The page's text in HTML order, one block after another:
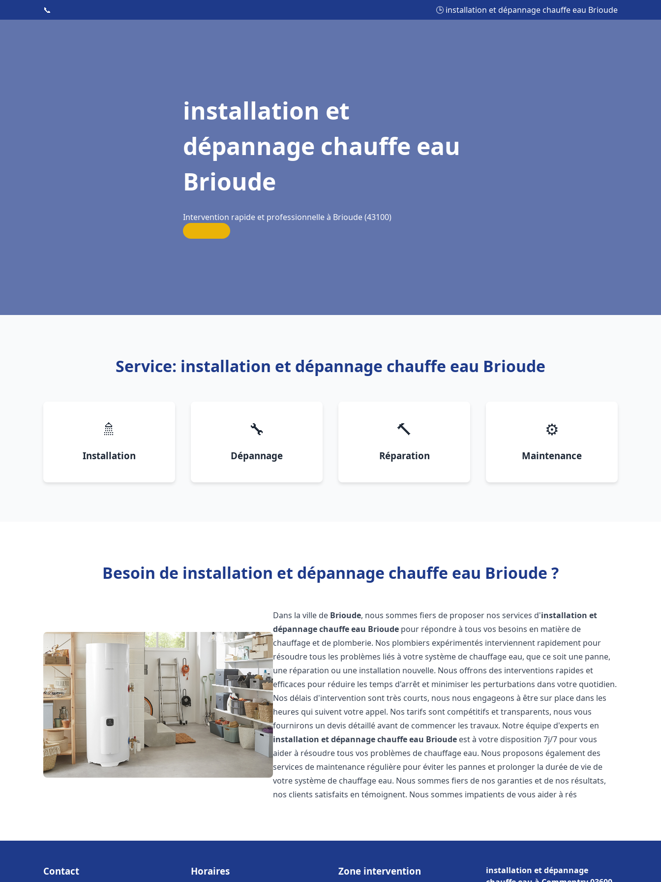
📞 🕒 installation et dépannage chauffe eau Brioude
installation et
dépannage chauffe eau
Brioude
Intervention rapide et professionnelle à Brioude (43100)
Service: installation et dépannage chauffe eau Brioude
🚿
Installation
🔧
Dépannage
🔨
Réparation
⚙️
Maintenance
Besoin de installation et dépannage chauffe eau Brioude ?
Dans la ville de Brioude, nous sommes fiers de proposer nos services d'installation et
dépannage chauffe eau Brioude pour répondre à tous vos besoins en matière de
chauffage et de plomberie. Nos plombiers expérimentés interviennent rapidement pour
résoudre tous les problèmes liés à votre système de chauffage eau, que ce soit une panne,
une réparation ou une installation nouvelle. Nous offrons des interventions rapides et
efficaces pour réduire les temps d'arrêt et minimiser les perturbations dans votre quotidien.
Nos délais d'intervention sont très courts, nous nous engageons à être sur place dans les
heures qui suivent votre appel. Nos tarifs sont compétitifs et transparents, nous vous
fournirons un devis détaillé avant de commencer les travaux. Notre équipe d'experts en
installation et dépannage chauffe eau Brioude est à votre disposition 7j/7 pour vous
aider à résoudre tous vos problèmes de chauffage eau. Nous proposons également des
services de maintenance régulière pour éviter les pannes et prolonger la durée de vie de
votre système de chauffage eau. Nous sommes fiers de nos garanties et de nos résultats,
nos clients satisfaits en témoignent. Nous sommes impatients de vous aider à rés
Contact Horaires Zone intervention
installation et dépannage